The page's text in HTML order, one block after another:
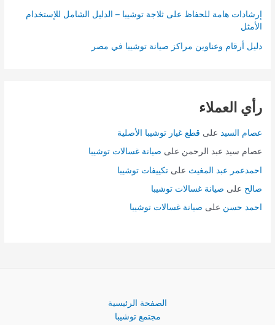
إرشادات هامة للحفاظ على ثلاجة توشيبا – الدليل الشامل للإستخدام
الأمثل
دليل أرقام وعناوين مراكز صيانة توشيبا في مصر
رأي العملاء
عصام السيد على قطع غيار توشيبا الأصلية
عصام سيد عبد الرحمن على صيانة غسالات توشيبا
احمدعمر عبد المغيث علىتكييفات توشيبا
صالح على صيانة غسالات توشيبا
احمد حسن على صيانة غسالات توشيبا
الصفحة الرئيسية
مجتمع توشيبا